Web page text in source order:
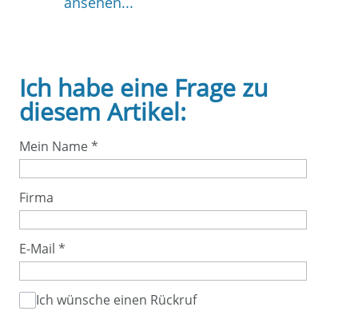
Ich habe eine Frage zu
diesem Artikel:
Mein Name*
Firma
E-Mail *
Ich wünsche einen Rückruf